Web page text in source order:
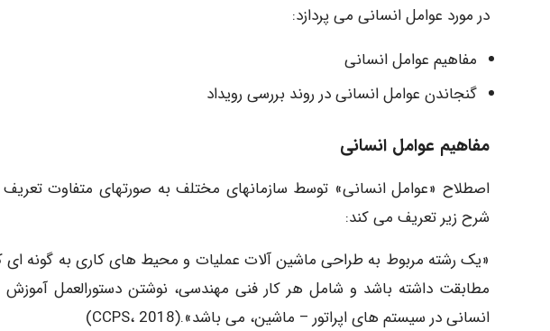
در مورد عوامل انسانی می پردازد:
مفاهیم عوامل انسانی
گنجاندن عوامل انسانی در روند بررسی رویداد
مفاهیم عوامل انسانی
شرح زیر تعریف می کند:
«یک رشته مربوط به طراحی ماشین آلات عملیات و محیط های کاری به گونه ای
مطابقت داشته باشد و شامل هر کار فنی مهندسی، نوشتن دستورالعمل آموزش
انسانی در سیستم های اپراتور – ماشین، می باشد».(CCPS، 2018)